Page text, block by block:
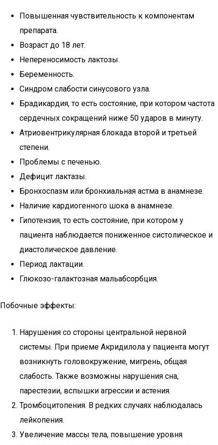
Повышенная чувствительность к компонентам
препарата.
Возраст до 18 лет.
Непереносимость лактозы.
Беременность.
Синдром слабости синусового узла.
Брадикардия, то есть состояние, при котором частота
сердечных сокращений ниже 50 ударов в минуту.
Атриовентрикулярная блокада второй и третьей
степени.
Проблемы с печенью.
Дефицит лактазы.
Бронхоспазм или бронхиальная астма в анамнезе.
Наличие кардиогенного шока в анамнезе.
Гипотензия, то есть состояние, при котором у
пациента наблюдается пониженное систолическое и
диастолическое давление.
Период лактации.
Глюкозо-галактозная мальабсорбция.
Побочные эффекты:
Нарушения со стороны центральной нервной
системы. При приеме Акридилола у пациента могут
возникнуть головокружение, мигрень, общая
слабость. Также возможны нарушения сна,
парестезии, вспышки агрессии и астения.
Тромбоцитопения. В редких случаях наблюдалась
лейкопения.
Увеличение массы тела, повышение уровня